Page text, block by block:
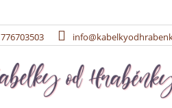
776703503